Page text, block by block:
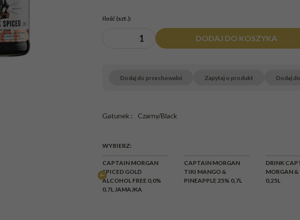
Ilość (szt.):
DODAJ DO KOSZYKA
Dodaj do przechowalni Zapytaj o produkt Dodaj
Gatunek : Czarny/Black
WYBIERZ:
CAPTAIN MORGAN
SPICED GOLD
ALCOHOL FREE 0,0%
0,7L JAMAJKA
CAPTAIN MORGAN
TIKI MANGO &
PINEAPPLE 25% 0,7L
DRINK
MORGAN &
0,25L